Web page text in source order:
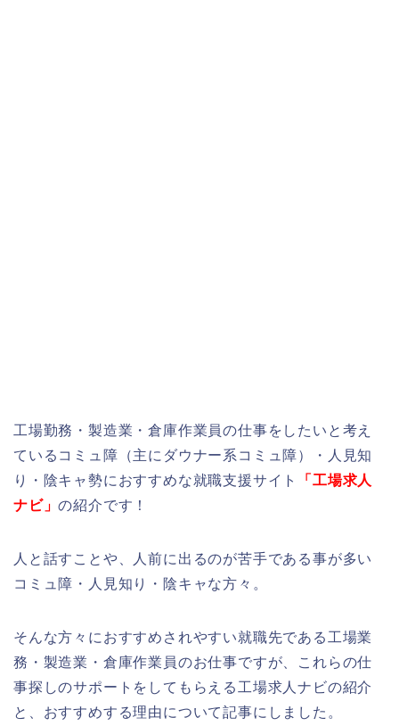
工場勤務・製造業・倉庫作業員の仕事をしたいと考え
ているコミュ障（主にダウナー系コミュ障）・人見知
り・陰キャ勢におすすめな就職支援サイト
「工場求人
ナビ」の紹介です！
人と話すことや、人前に出るのが苦手である事が多い
コミュ障・人見知り・陰キャな方々。
そんな方々におすすめされやすい就職先である工場業
務・製造業・倉庫作業員のお仕事ですが、これらの仕
事探しのサポートをしてもらえる工場求人ナビの紹介
と、おすすめする理由について記事にしました。